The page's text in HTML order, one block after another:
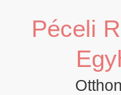
contentPéceli